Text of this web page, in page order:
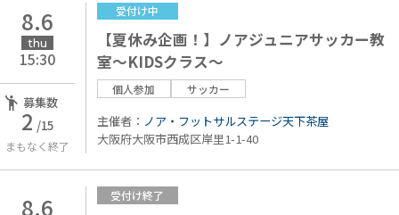
8.6
thu
15:30
募集数
2 /15
まもなく終了
受付け中
【夏休み企画！】ノアジュニアサッカー教
室～KIDSクラス～
個人参加 サッカー
主催者： ノア・フットサルステージ天下茶屋
大阪府大阪市西成区岸里1-1-40
8.6 受付け終了